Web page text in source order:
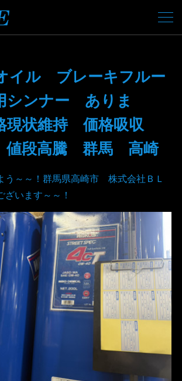
イル ブレーキフルー
シンナー ありま
状維持 価格吸収
値段高騰 群馬 高崎
う～～！群馬県高崎市 株式会社ＢＬ
ざいます～～！